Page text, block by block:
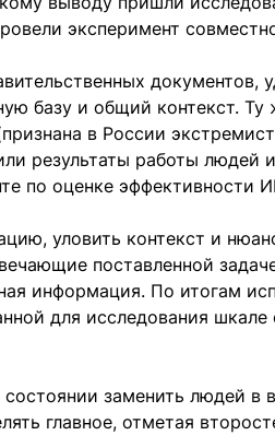
эксперимент
документов,
базу и общий контекст. Ту
в России
результаты работы людей
по оценке эффективности
уловить контекст и
поставленной
информация. По итогам
для исследования шкале
заменить людей в
главное, отметая